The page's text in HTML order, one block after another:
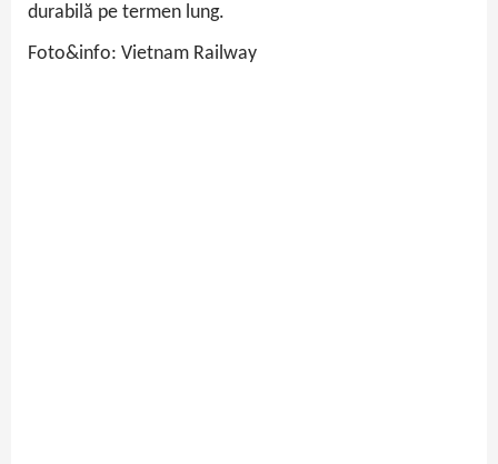
durabilă pe termen lung.
Foto&info: Vietnam Railway